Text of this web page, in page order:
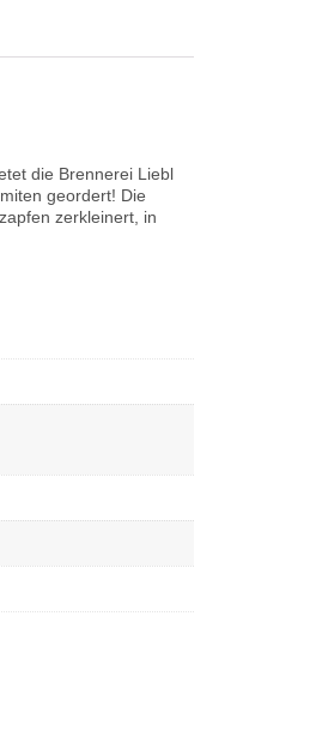
die Brennerei Liebl
geordert! Die
zerkleinert, in